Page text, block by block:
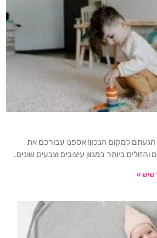
למקום הנכון! אספנו עבורכם את
ביותר במגוון עיצובים וצבעים שונים.
שיש »